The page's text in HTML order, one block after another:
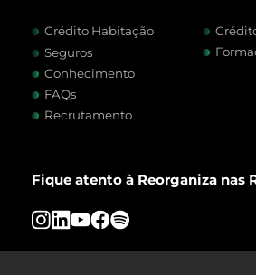
Crédito Habitação
Seguros
Conhecimento
FAQs
Recrutamento
Fique atento à Reorganiza nas